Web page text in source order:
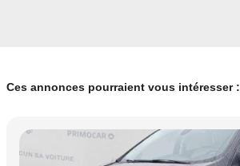
Ces annonces pourraient vous intéresser :